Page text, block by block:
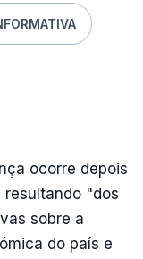
ocorre depois
resultando "dos
sobre a
do país e